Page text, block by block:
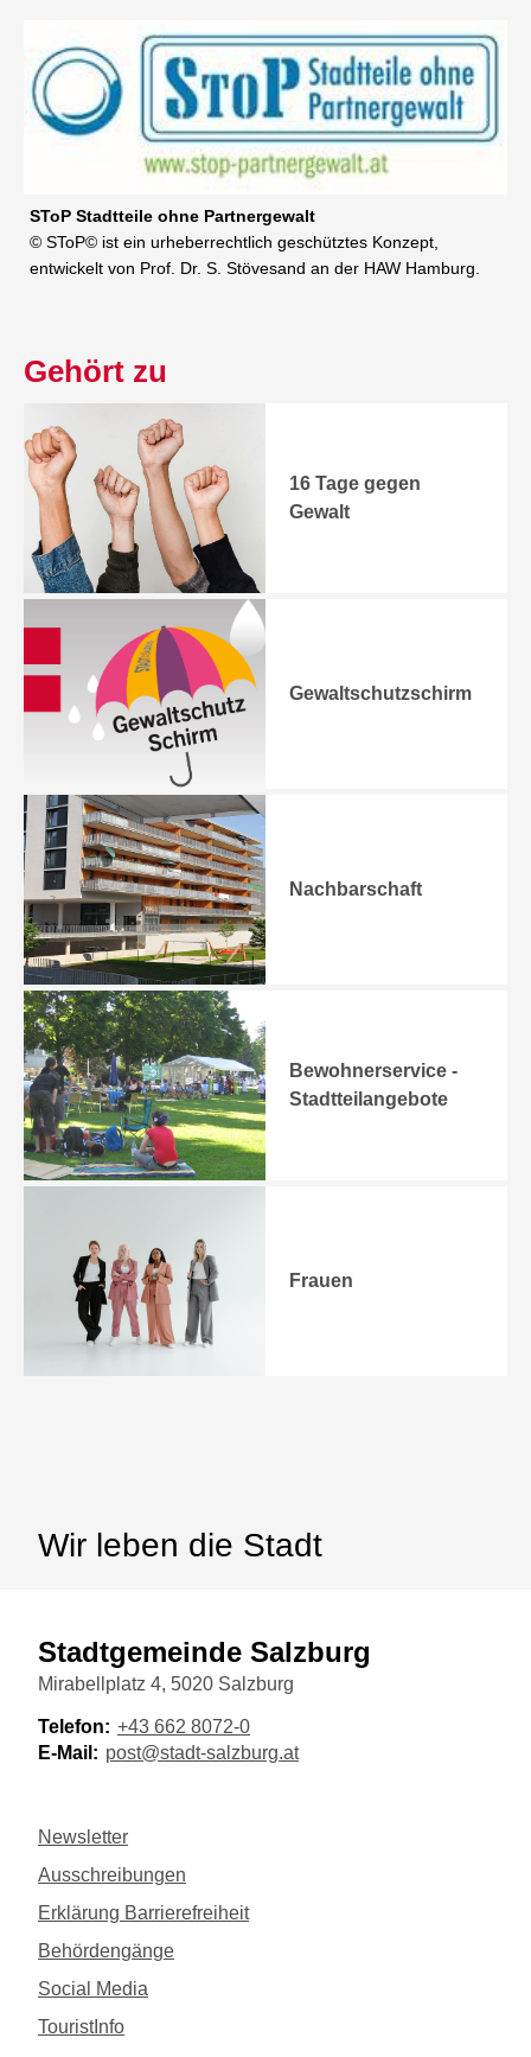
SToP Stadtteile ohne Partnergewalt
© SToP© ist ein urheberrechtlich geschütztes Konzept,
entwickelt von Prof. Dr. S. Stövesand an der HAW Hamburg.
Gehört zu
16 Tage gegen
Gewalt
Gewaltschutzschirm
Nachbarschaft
Bewohnerservice -
Stadtteilangebote
Frauen
Wir leben die Stadt
Stadtgemeinde Salzburg
Mirabellplatz 4, 5020 Salzburg
Telefon: +43 662 8072-0
E-Mail: post@stadt-salzburg.at
Newsletter
Ausschreibungen
Erklärung Barrierefreiheit
Behördengänge
Social Media
TouristInfo